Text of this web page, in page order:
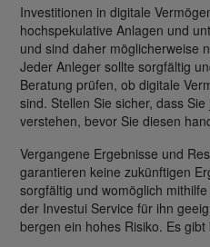
Investitionen in digitale
hochspekulative Anlagen und
und sind daher möglicherweise
Jeder Anleger sollte sorgfältig
Beratung prüfen, ob digitale
sind. Stellen Sie sicher, dass
verstehen, bevor Sie diesen
Vergangene Ergebnisse und
garantieren keine zukünftigen
sorgfältig und womöglich
der Investui Service für ihn
bergen ein hohes Risiko. Es